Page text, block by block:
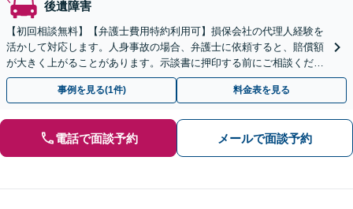
後遺障害
【初回相談無料】【弁護士費用特約利用可】損保会社の代理人経験を
活かして対応します。人身事故の場合、弁護士に依頼すると、賠償額
が大きく上がることがあります。示談書に押印する前にご相談くださ
い。【全国オンライン対応】【無料駐車場あり】
事例を見る(1件) 料金表を見る
電話で面談予約 メールで面談予約